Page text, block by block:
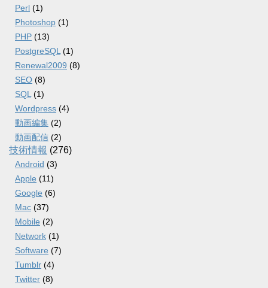
Perl (1)
Photoshop (1)
PHP (13)
PostgreSQL (1)
Renewal2009 (8)
SEO (8)
SQL (1)
Wordpress (4)
動画編集 (2)
動画配信 (2)
技術情報 (276)
Android (3)
Apple (11)
Google (6)
Mac (37)
Mobile (2)
Network (1)
Software (7)
Tumblr (4)
Twitter (8)